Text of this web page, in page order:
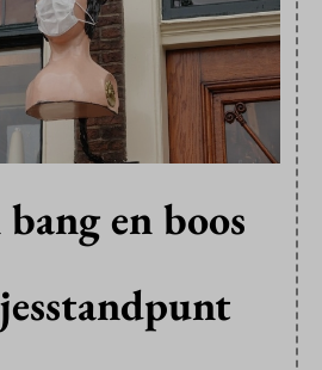
en boos